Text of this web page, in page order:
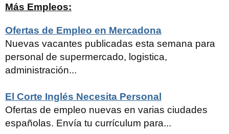
Más Empleos:
Ofertas de Empleo en Mercadona
Nuevas vacantes publicadas esta semana para
personal de supermercado, logistica,
administración...
El Corte Inglés Necesita Personal
Ofertas de empleo nuevas en varias ciudades
españolas. Envía tu currículum para...